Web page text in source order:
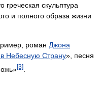
греческая скульптура
и полного образа жизни
роман Джона
Небесную Страну», песня
[3]